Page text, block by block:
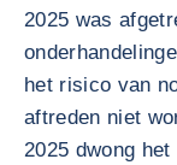
2025 was
het risico van
aftreden niet
2025 dwong